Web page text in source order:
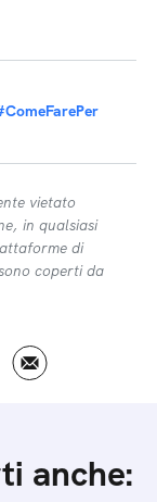
vietato
in qualsiasi
di
coperti da
anche: